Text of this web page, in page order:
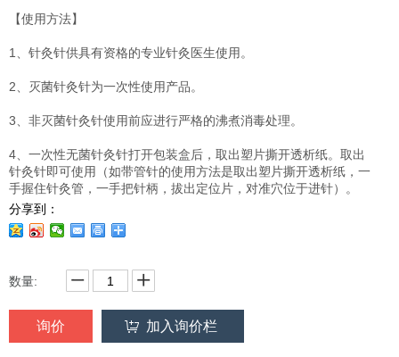
【使用方法】
1、针灸针供具有资格的专业针灸医生使用。
2、灭菌针灸针为一次性使用产品。
3、非灭菌针灸针使用前应进行严格的沸煮消毒处理。
4、一次性无菌针灸针打开包装盒后，取出塑片撕开透析纸。取出
针灸针即可使用（如带管针的使用方法是取出塑片撕开透析纸，一
手握住针灸管，一手把针柄，拔出定位片，对准穴位于进针）。
分享到：
数量:
询价 加入询价栏